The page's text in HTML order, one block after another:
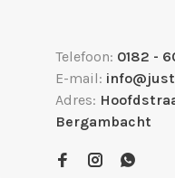
Telefoon: 0182 -
E-mail:
Adres:
Bergambacht